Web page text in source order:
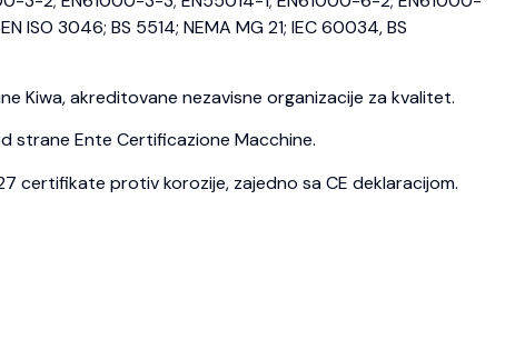
3046; BS 5514; NEMA MG 21; IEC 60034, BS
Kiwa, akreditovane nezavisne organizacije za kvalitet.
strane Ente Certificazione Macchine.
certifikate protiv korozije, zajedno sa CE deklaracijom.